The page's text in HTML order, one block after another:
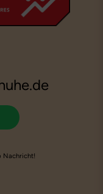
Nachricht!